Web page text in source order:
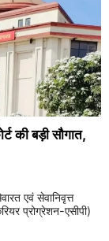
की बड़ी सौगात,
एवं सेवानिवृत्त
प्रोग्रेशन-एसीपी)